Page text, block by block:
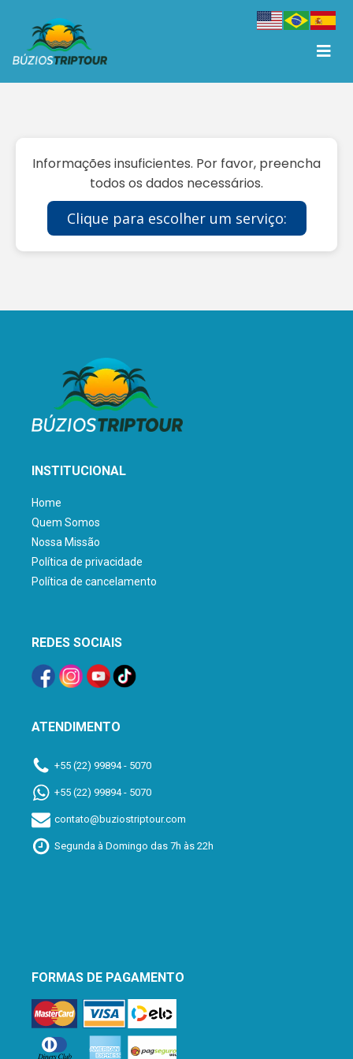
Informações insuficientes. Por favor, preencha
todos os dados necessários.
Clique para escolher um serviço:
INSTITUCIONAL
Home
Quem Somos
Nossa Missão
Política de privacidade
Política de cancelamento
REDES SOCIAIS
ATENDIMENTO
+55 (22) 99894 - 5070
+55 (22) 99894 - 5070
contato@buziostriptour.com
Segunda à Domingo das 7h às 22h
FORMAS DE PAGAMENTO